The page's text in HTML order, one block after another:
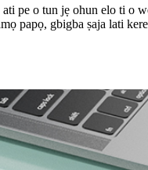
pe o tun jẹ ohun elo ti o
papọ, gbigba ṣaja lati